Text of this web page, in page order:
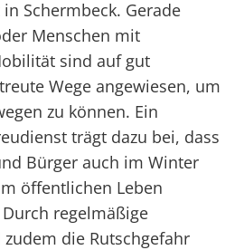
Schermbeck. Gerade
Menschen mit
sind auf gut
Wege angewiesen, um
zu können. Ein
trägt dazu bei, dass
Bürger auch im Winter
öffentlichen Leben
regelmäßige
die Rutschgefahr